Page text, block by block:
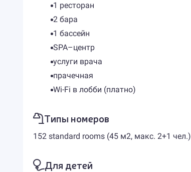
1 ресторан
2 бара
1 бассейн
SPA–центр
услуги врача
прачечная
Wi-Fi в лобби (платно)
Типы номеров
152 standard rooms (45 м2, макс. 2+1 чел.)
Для детей